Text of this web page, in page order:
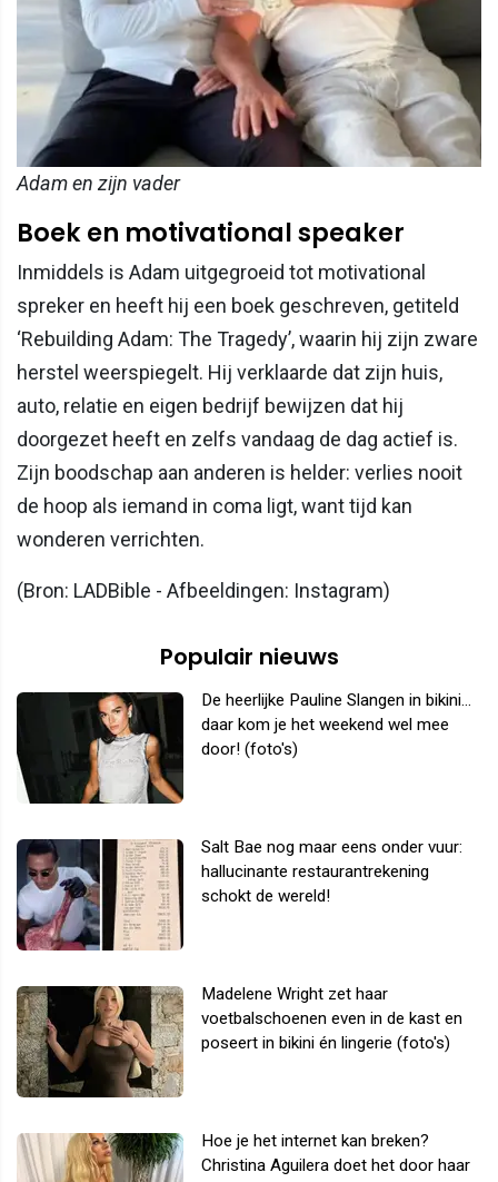
Adam en zijn vader
Boek en motivational speaker
Inmiddels is Adam uitgegroeid tot motivational
spreker en heeft hij een boek geschreven, getiteld
‘Rebuilding Adam: The Tragedy’, waarin hij zijn zware
herstel weerspiegelt. Hij verklaarde dat zijn huis,
auto, relatie en eigen bedrijf bewijzen dat hij
doorgezet heeft en zelfs vandaag de dag actief is.
Zijn boodschap aan anderen is helder: verlies nooit
de hoop als iemand in coma ligt, want tijd kan
wonderen verrichten.
(Bron: LADBible - Afbeeldingen: Instagram)
Populair nieuws
De heerlijke Pauline Slangen in bikini...
daar kom je het weekend wel mee
door! (foto's)
Salt Bae nog maar eens onder vuur:
hallucinante restaurantrekening
schokt de wereld!
Madelene Wright zet haar
voetbalschoenen even in de kast en
poseert in bikini én lingerie (foto's)
Hoe je het internet kan breken?
Christina Aguilera doet het door haar